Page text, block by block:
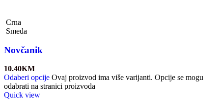
Crna
Smeđa
Novčanik
10.40KM
Odaberi opcije Ovaj proizvod ima više varijanti. Opcije se mogu
odabrati na stranici proizvoda
Quick view